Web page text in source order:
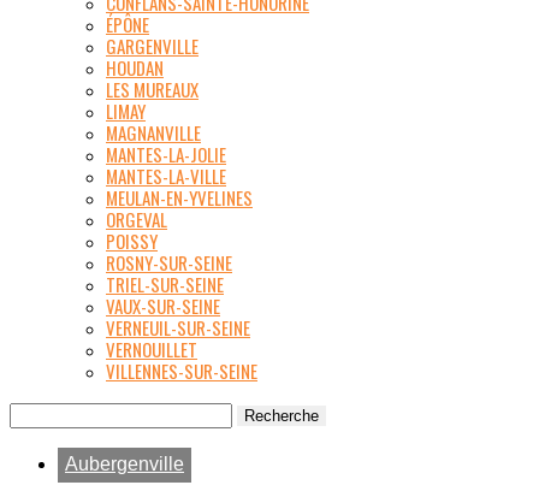
ÉPÔNE
GARGENVILLE
HOUDAN
LES MUREAUX
LIMAY
MAGNANVILLE
MANTES-LA-JOLIE
MANTES-LA-VILLE
MEULAN-EN-YVELINES
ORGEVAL
POISSY
ROSNY-SUR-SEINE
TRIEL-SUR-SEINE
VAUX-SUR-SEINE
VERNEUIL-SUR-SEINE
VERNOUILLET
VILLENNES-SUR-SEINE
Aubergenville